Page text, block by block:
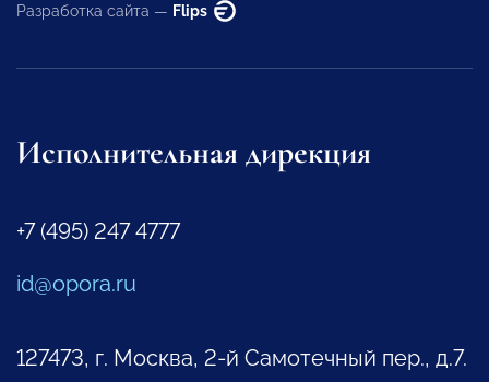
Разработка сайта — Flips
Исполнительная дирекция
+7 (495) 247 4777
id@opora.ru
127473, г. Москва, 2-й Самотечный пер., д.7.